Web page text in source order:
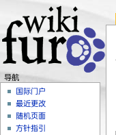
导航
国际门户
最近更改
随机页面
方针指引